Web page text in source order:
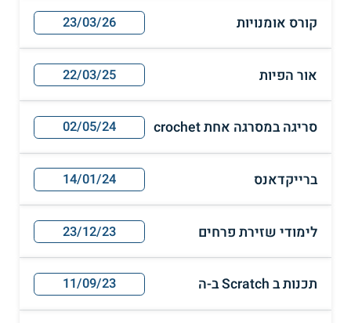
קורס אומנויות 23/03/26
אור הפיות 22/03/25
סריגה במסרגה אחת crochet 02/05/24
ברייקדאנס 14/01/24
לימודי שזירת פרחים 23/12/23
תכנות ב Scratch ב-ה 11/09/23